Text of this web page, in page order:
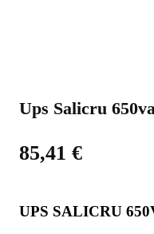
Ups Salicru
85,41 €
UPS SALICRU